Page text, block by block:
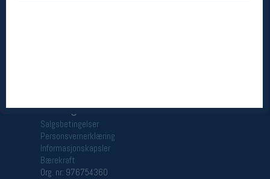
Betingelser
Salgsbetingelser
Personsvernerklæring
Informasjonskapsler
Bærekraft
Org. nr: 976754360